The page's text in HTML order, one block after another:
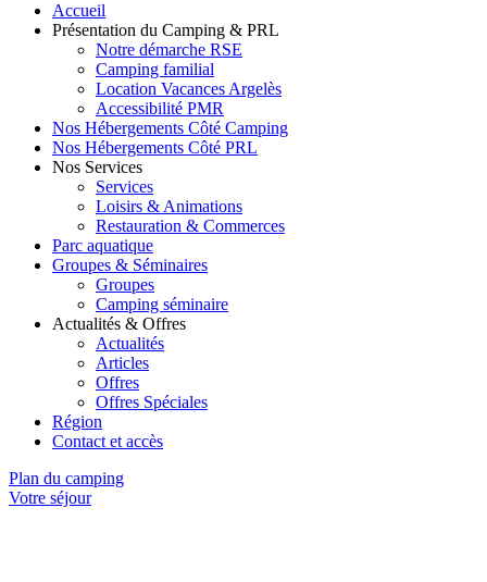
Accueil
Présentation du Camping & PRL
Notre démarche RSE
Camping familial
Location Vacances Argelès
Accessibilité PMR
Nos Hébergements Côté Camping
Nos Hébergements Côté PRL
Nos Services
Services
Loisirs & Animations
Restauration & Commerces
Parc aquatique
Groupes & Séminaires
Groupes
Camping séminaire
Actualités & Offres
Actualités
Articles
Offres
Offres Spéciales
Région
Contact et accès
Plan du camping
Votre séjour